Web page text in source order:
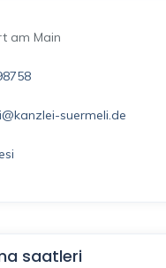
am Main
suermeli.de
saatleri